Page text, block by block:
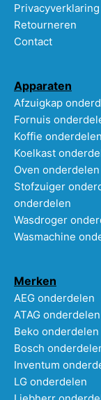
Privacyverklaring
Retourneren
Contact
Apparaten
Afzuigkap
Fornuis
Koffie onderdelen
Koelkast
Oven onderdelen
Stofzuiger
onderdelen
Wasdroger
Wasmachine
Merken
AEG onderdelen
ATAG onderdelen
Beko onderdelen
Bosch
Inventum
LG onderdelen